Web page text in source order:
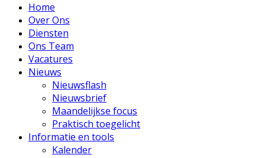
Home
Over Ons
Diensten
Ons Team
Vacatures
Nieuws
Nieuwsflash
Nieuwsbrief
Maandelijkse focus
Praktisch toegelicht
Informatie en tools
Kalender